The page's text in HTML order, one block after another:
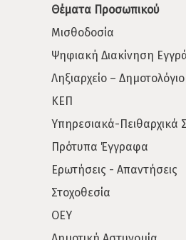
Θέματα Προσωπικού
Μισθοδοσία
Ψηφιακή Διακίνηση
Ληξιαρχείο – Δημοτολόγιο
ΚΕΠ
Υπηρεσιακά-Πειθαρχικά
Πρότυπα Έγγραφα
Ερωτήσεις - Απαντήσεις
Στοχοθεσία
ΟΕΥ